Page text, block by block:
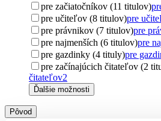
pre začiatočníkov (11 titulov)
pre učiteľov (8 titulov)pre
pre právnikov (7 titulov)pre
pre najmenších (6 titulov)pre
pre gazdinky (4 tituly)pre
pre začínajúcich čitateľov (2
čitateľov2
Ďalšie možnosti
Pôvod